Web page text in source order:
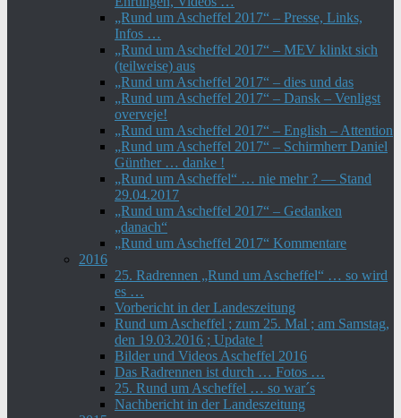
„Rund um Ascheffel 2017“ – Presse, Links,
Infos …
„Rund um Ascheffel 2017“ – MEV klinkt sich
(teilweise) aus
„Rund um Ascheffel 2017“ – dies und das
„Rund um Ascheffel 2017“ – Dansk – Venligst
overveje!
„Rund um Ascheffel 2017“ – English – Attention
„Rund um Ascheffel 2017“ – Schirmherr Daniel
Günther … danke !
„Rund um Ascheffel“ … nie mehr ? — Stand
29.04.2017
„Rund um Ascheffel 2017“ – Gedanken
„danach“
„Rund um Ascheffel 2017“ Kommentare
2016
25. Radrennen „Rund um Ascheffel“ … so wird
es …
Vorbericht in der Landeszeitung
Rund um Ascheffel ; zum 25. Mal ; am Samstag,
den 19.03.2016 ; Update !
Bilder und Videos Ascheffel 2016
Das Radrennen ist durch … Fotos …
25. Rund um Ascheffel … so war´s
Nachbericht in der Landeszeitung